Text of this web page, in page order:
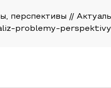
перспективы //
problemy-perspektivy